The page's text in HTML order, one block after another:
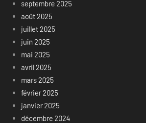
septembre 2025
août 2025
juillet 2025
juin 2025
mai 2025
avril 2025
mars 2025
février 2025
janvier 2025
décembre 2024